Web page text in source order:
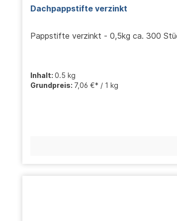
Dachpappstifte verzinkt
Pappstifte verzinkt - 0,5kg ca. 300
Inhalt: 0.5 kg
Grundpreis: 7,06 €* / 1 kg